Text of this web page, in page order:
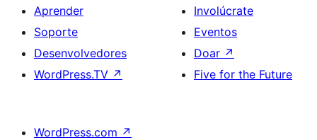
Aprender
Soporte
Desenvolvedores
WordPress.TV ↗
Involúcrate
Eventos
Doar ↗
Five for the Future
WordPress.com ↗